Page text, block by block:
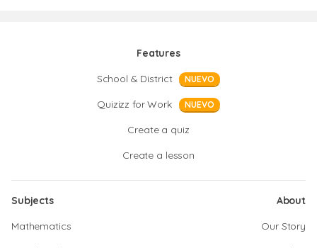
Features
School & District
NUEVO
Quizizz for Work NUEVO
Create a quiz
Create a lesson
Subjects
Mathematics
About
Our Story